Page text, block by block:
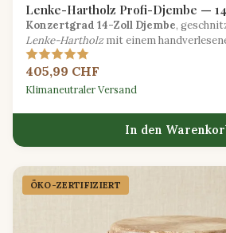
Lenke-Hartholz Profi-Djembe —
Konzertgrad 14-Zoll Djembe,
Lenke-Hartholzmit einem
Ziegenhautkopf für kraftvolle Projektion
Obertöne.
405,99 CHF
Klimaneutraler Versand
In den
ÖKO-ZERTIFIZIERT